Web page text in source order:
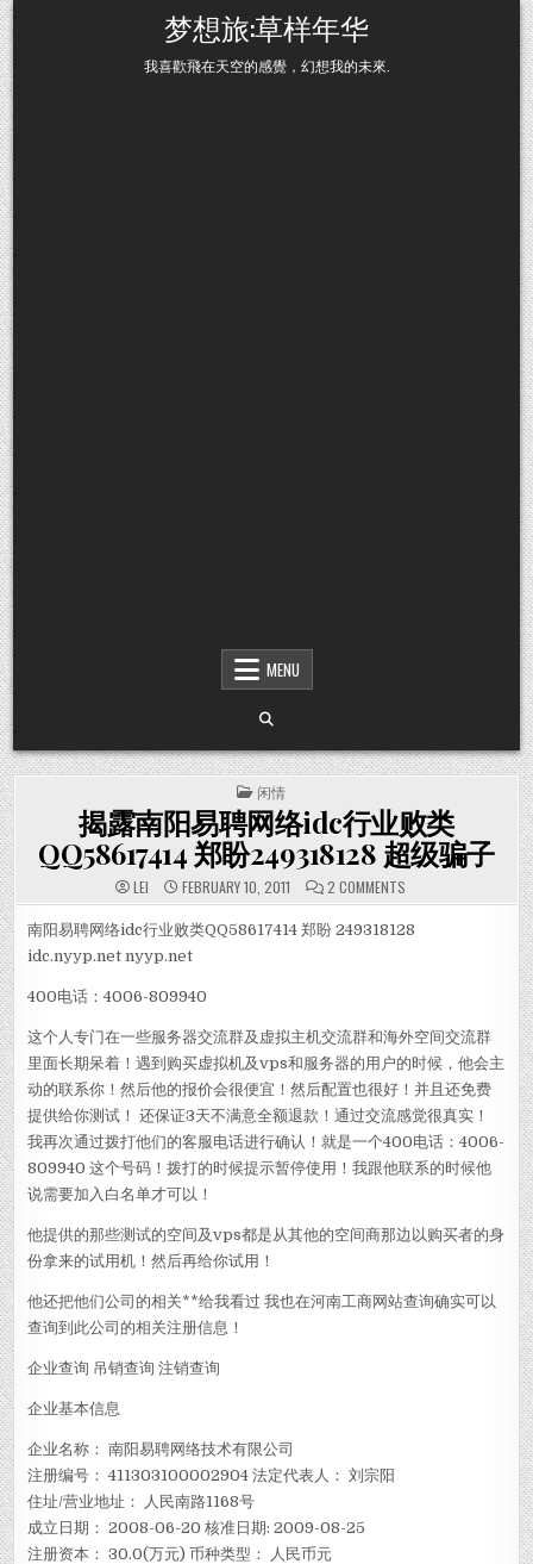
Skip to content 梦想旅:草样年华
我喜歡飛在天空的感覺，幻想我的未來.
MENU
POSTED IN
闲情
揭露南阳易聘网络idc行业败类
QQ58617414 郑盼249318128 超级骗子
LEI FEBRUARY 10, 2011 2 COMMENTS ON 揭露南阳易聘
南阳易聘网络idc行业败类QQ58617414 郑盼 249318128
idc.nyyp.net nyyp.net
400电话：4006-809940
这个人专门在一些服务器交流群及虚拟主机交流群和海外空间交流群
里面长期呆着！遇到购买虚拟机及vps和服务器的用户的时候，他会主
动的联系你！然后他的报价会很便宜！然后配置也很好！并且还免费
提供给你测试！ 还保证3天不满意全额退款！通过交流感觉很真实！
我再次通过拨打他们的客服电话进行确认！就是一个400电话：4006-
809940 这个号码！拨打的时候提示暂停使用！我跟他联系的时候他
说需要加入白名单才可以！
他提供的那些测试的空间及vps都是从其他的空间商那边以购买者的身
份拿来的试用机！然后再给你试用！
他还把他们公司的相关**给我看过 我也在河南工商网站查询确实可以
查询到此公司的相关注册信息！
企业查询 吊销查询 注销查询
企业基本信息
企业名称： 南阳易聘网络技术有限公司
注册编号： 411303100002904 法定代表人： 刘宗阳
住址/营业地址： 人民南路1168号
成立日期： 2008-06-20 核准日期: 2009-08-25
注册资本： 30.0(万元) 币种类型： 人民币元